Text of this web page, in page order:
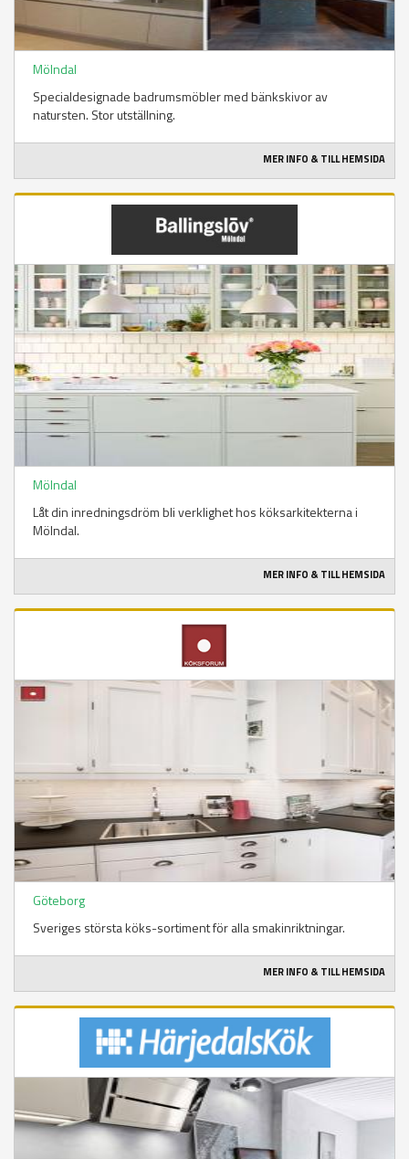
Mölndal
Specialdesignade badrumsmöbler med bänkskivor av
natursten. Stor utställning.
MER INFO & TILL HEMSIDA
Mölndal
Låt din inredningsdröm bli verklighet hos köksarkitekterna i
Mölndal.
MER INFO & TILL HEMSIDA
Göteborg
Sveriges största köks-sortiment för alla smakinriktningar.
MER INFO & TILL HEMSIDA